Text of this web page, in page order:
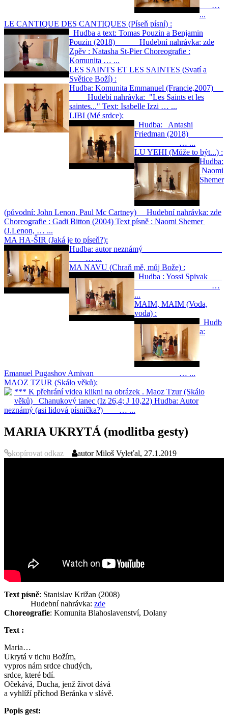
…
...
LE CANTIQUE DES CANTIQUES (Píseň písní) :
Hudba a text: Tomas Pouzin a Benjamin
Pouzin (2018) Hudební nahrávka: zde
Zpěv : Natasha St-Pier Choreografie :
Komunita … ...
LES SAINTS ET LES SAINTES (Svatí a
Světice Boží) :
Hudba: Komunita Emmanuel (Francie,2007)
Hudebí nahrávka: "Les Saints et les
saintes..." Text: Isabelle Izzi … ...
LIBI (Mé srdce):
Hudba: Antashi
Friedman (2018)
… ...
LU YEHI (Může to být...) :
Hudba:
Naomi
Shemer
(původní: John Lenon, Paul Mc Cartney) Hudební nahrávka: zde
Choreografie : Gadi Bitton (2004) Text písně : Naomi Shemer
(J.Lenon, … ...
MA HA-ŠIR (Jaká je to píseň?):
Hudba: autor neznámý
… ...
MA NAVU (Chraň mě, můj Bože) :
Hudba : Yossi Spivak
…
...
MAIM, MAIM (Voda,
voda) :
Hudb
a:
Emanuel Pugashov Amivan … ...
MAOZ TZUR (Skálo věků):
*** K přehrání videa klikni na obrázek . Maoz Tzur (Skálo
věků) Chanukový tanec (Iz 26,4; J 10,22) Hudba: Autor
neznámý (asi lidová písnička?) … ...
MARIA UKRYTÁ (modlitba gesty)
kopírovat odkaz autorMiloš Vyleťal, 27.1.2019
Text písně: Stanislav Križan (2008)
Hudební nahrávka: zde
Choreografie: Komunita Blahoslavenství, Dolany
Text :
Maria…
Ukrytá v tichu Božím,
vypros nám srdce chudých,
srdce, které bdí.
Očekává, Ducha, jenž život dává
a vyhlíží příchod Beránka v slávě.
Popis gest: